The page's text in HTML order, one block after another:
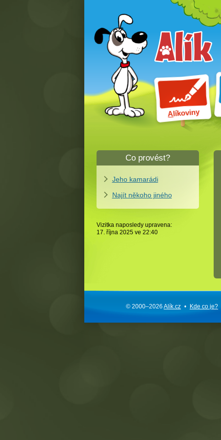
Alíkoviny
Co provést?
Jeho kamarádi
Najít někoho jiného
Vizitka naposledy upravena:
17. října 2025 ve 22:40
© 2000–2026Alík.cz • Kde co je?